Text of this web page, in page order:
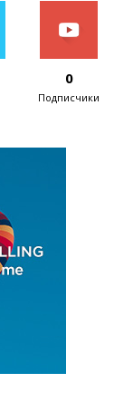
0
Подписчики